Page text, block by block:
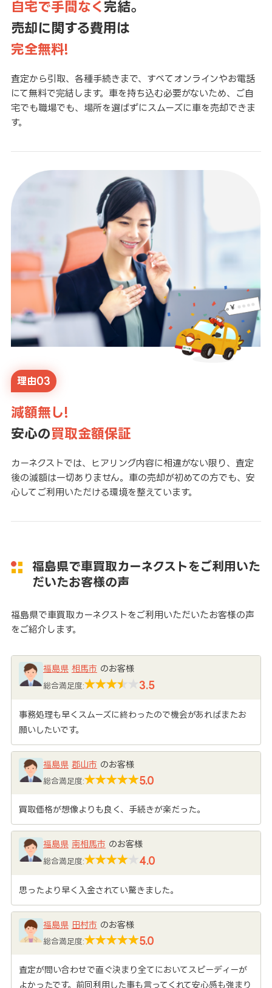
自宅で手間なく 完結。
売却に関する費用は
完全無料!
査定から引取、各種手続きまで、すべてオンラインやお電話
にて無料で完結します。車を持ち込む必要がないため、ご自
宅でも職場でも、場所を選ばずにスムーズに車を売却できま
す。
理由03
減額無し!
安心の買取金額保証
カーネクストでは、ヒアリング内容に相違がない限り、査定
後の減額は一切ありません。車の売却が初めての方でも、安
心してご利用いただける環境を整えています。
福島県で車買取カーネクストをご利用いた
だいたお客様の声
福島県で車買取カーネクストをご利用いただいたお客様の声
をご紹介します。
福島県 相馬市 のお客様
総合満足度: 3.5
事務処理も早くスムーズに終わったので機会があればまたお
願いしたいです。
福島県 郡山市 のお客様
総合満足度: 5.0
買取価格が想像よりも良く、手続きが楽だった。
福島県 南相馬市 のお客様
総合満足度: 4.0
思ったより早く入金されてい驚きました。
福島県 田村市 のお客様
総合満足度: 5.0
査定が問い合わせで直ぐ決まり全てにおいてスピーディーが
よかったです。前回利用した事も言ってくれて安心感も強まり